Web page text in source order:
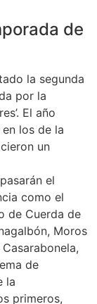
de
la segunda
por la
El año
los de la
un
el
como el
de Cuerda de
Moros
de
la
primeros,